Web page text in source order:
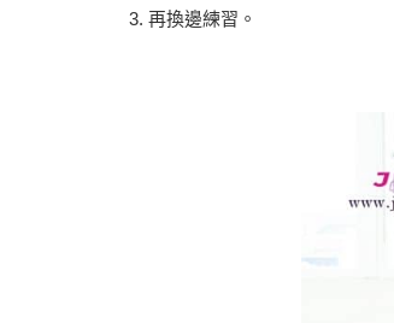
再換邊練習。